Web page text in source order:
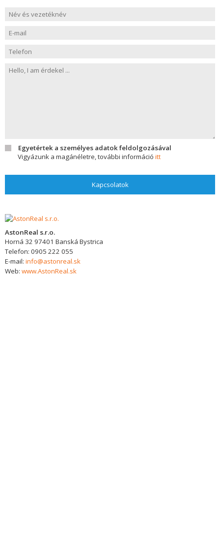
Egyetértek a személyes adatok feldolgozásával
Vigyázunk a magánéletre, további információ itt
Kapcsolatok
AstonReal s.r.o.
Horná 32 97401 Banská Bystrica
Telefon: 0905 222 055
E-mail: info@astonreal.sk
Web: www.AstonReal.sk